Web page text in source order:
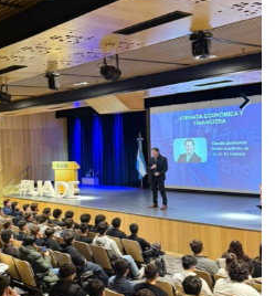
keyboard_arrow_right